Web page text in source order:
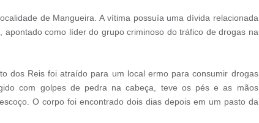
de Mangueira. A vítima possuía uma dívida relacionada
como líder do grupo criminoso do tráfico de drogas na
dos Reis foi atraído para um local ermo para consumir drogas
com golpes de pedra na cabeça, teve os pés e as mãos
O corpo foi encontrado dois dias depois em um pasto da